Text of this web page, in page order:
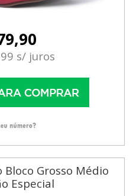
s/ juros
Grosso Médio
Especial